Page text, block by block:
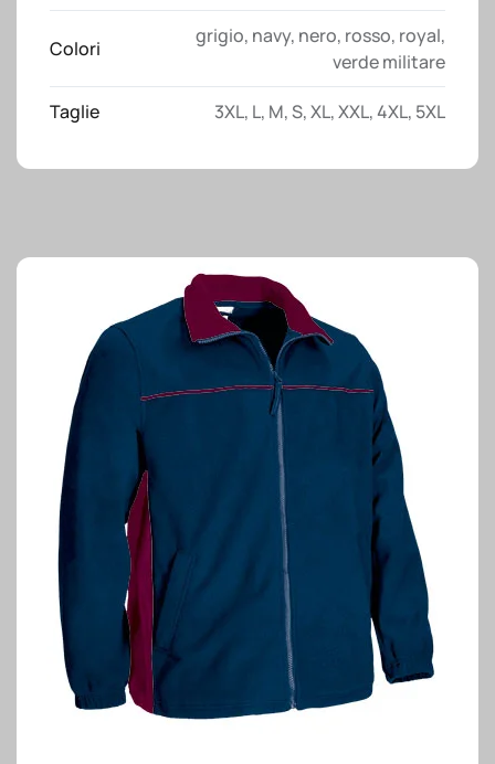
Colori
grigio, navy, nero, rosso, royal,
verde militare
Taglie 3XL, L, M,S,XL,XXL,4XL, 5XL